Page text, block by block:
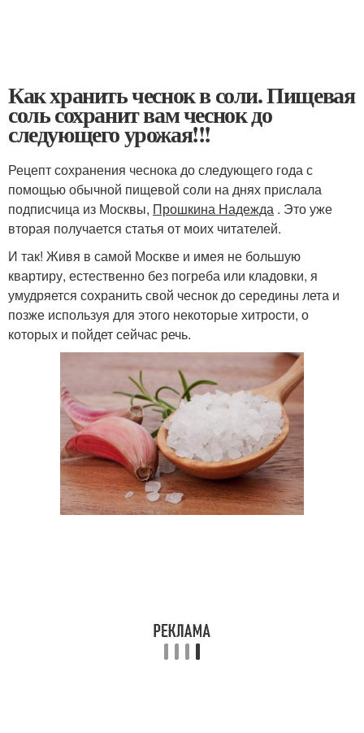
Как хранить чеснок в соли. Пищевая
соль сохранит вам чеснок до
следующего урожая!!!
Рецепт сохранения чеснока до следующего года с
помощью обычной пищевой соли на днях прислала
подписчица из Москвы, Прошкина Надежда . Это уже
вторая получается статья от моих читателей.
И так! Живя в самой Москве и имея не большую
квартиру, естественно без погреба или кладовки, я
умудряется сохранить свой чеснок до середины лета и
позже используя для этого некоторые хитрости, о
которых и пойдет сейчас речь.